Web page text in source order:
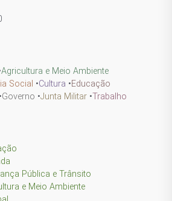
Agricultura e Meio Ambiente
Social •Cultura •Educação
•Governo •Junta Militar •Trabalho
Pública e Trânsito
e Meio Ambiente